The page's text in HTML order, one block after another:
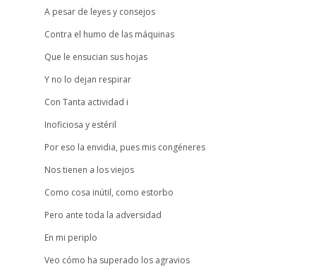
A pesar de leyes y consejos
Contra el humo de las máquinas
Que le ensucian sus hojas
Y no lo dejan respirar
Con Tanta actividad i
Inoficiosa y estéril
Por eso la envidia, pues mis congéneres
Nos tienen a los viejos
Como cosa inútil, como estorbo
Pero ante toda la adversidad
En mi periplo
Veo cómo ha superado los agravios